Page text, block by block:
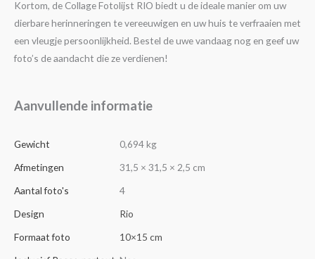
Kortom, de Collage Fotolijst RIO biedt u de ideale manier om uw
dierbare herinneringen te vereeuwigen en uw huis te verfraaien met
een vleugje persoonlijkheid. Bestel de uwe vandaag nog en geef uw
foto’s de aandacht die ze verdienen!
Aanvullende informatie
Gewicht
0,694 kg
Afmetingen
31,5 × 31,5 × 2,5 cm
Aantal foto's
4
Design
Rio
Formaat foto
10×15 cm